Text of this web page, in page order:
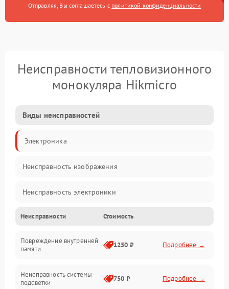
Отправляя, Вы соглашаетесь с политикой конфиденциальности
Неисправности тепловизионного
монокуляра Hikmicro
Виды неисправностей
Электроника
Неисправность изображения
Неисправность электроники
Электропитание
Матрица
Неисправности Стоимость
Повреждение внутренней
памяти
1250 ₽ Подробнее →
Неисправность системы
подсветки
750 ₽ Подробнее →